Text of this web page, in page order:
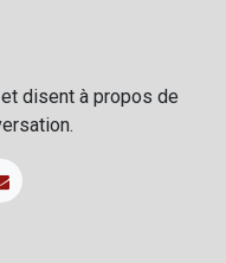
disent à propos de